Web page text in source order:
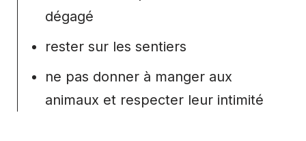
dégagé
rester sur les sentiers
ne pas donner à manger aux
animaux et respecter leur intimité